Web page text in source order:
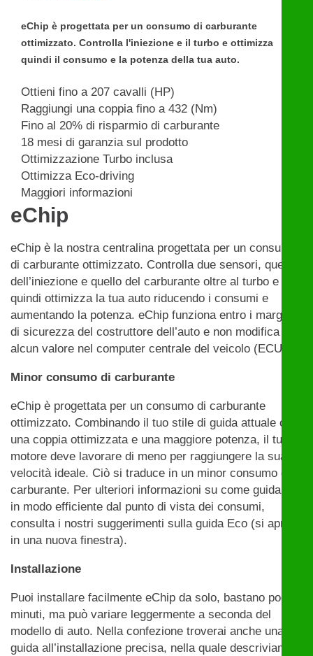
eChip è progettata per un consumo di carburante
ottimizzato. Controlla l'iniezione e il turbo e ottimizza
quindi il consumo e la potenza della tua auto.
Ottieni fino a 207 cavalli (HP)
Raggiungi una coppia fino a 432 (Nm)
Fino al 20% di risparmio di carburante
18 mesi di garanzia sul prodotto
Ottimizzazione Turbo inclusa
Ottimizza Eco-driving
Maggiori informazioni
eChip
eChip è la nostra centralina progettata per un consumo
di carburante ottimizzato. Controlla due sensori, quello
dell’iniezione e quello del carburante oltre al turbo e
quindi ottimizza la tua auto riducendo i consumi e
aumentando la potenza. eChip funziona entro i margini
di sicurezza del costruttore dell’auto e non modifica
alcun valore nel computer centrale del veicolo (ECU).
Minor consumo di carburante
eChip è progettata per un consumo di carburante
ottimizzato. Combinando il tuo stile di guida attuale con
una coppia ottimizzata e una maggiore potenza, il tuo
motore deve lavorare di meno per raggiungere la sua
velocità ideale. Ciò si traduce in un minor consumo di
carburante. Per ulteriori informazioni su come guidare
in modo efficiente dal punto di vista dei consumi,
consulta i nostri suggerimenti sulla guida Eco (si apre
in una nuova finestra).
Installazione
Puoi installare facilmente eChip da solo, bastano pochi
minuti, ma può variare leggermente a seconda del
modello di auto. Nella confezione troverai anche una
guida all’installazione precisa, nella quale descriviamo il